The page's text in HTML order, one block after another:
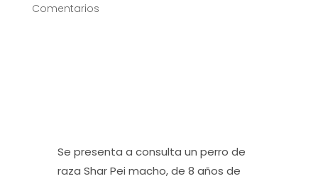
Comentarios
Se presenta a consulta un perro de
raza Shar Pei macho, de 8 años de